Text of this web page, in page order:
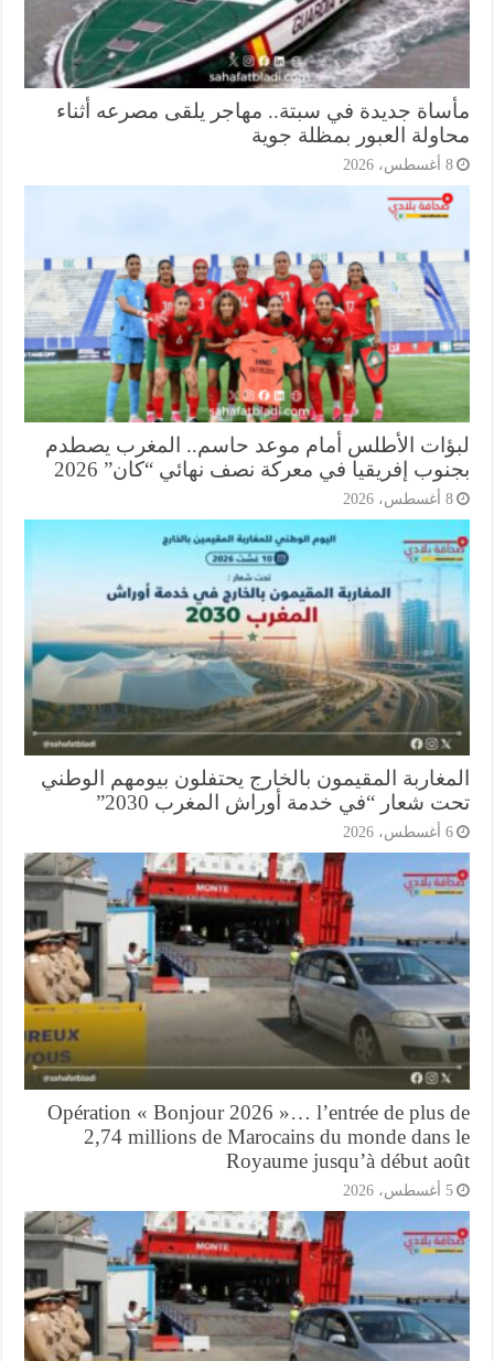
جديدة في سبتة.. مهاجر يلقى مصرعه أثناء
العبور بمظلة جوية
الأطلس أمام موعد حاسم.. المغرب يصطدم
إفريقيا في معركة نصف نهائي “كان” 2026
المقيمون بالخارج يحتفلون بيومهم الوطني
شعار “في خدمة أوراش المغرب 2030”
Opération « Bonjour 2026 »… l’entrée de plus
2,74 millions de Marocains du monde
Royaume jusqu’à début